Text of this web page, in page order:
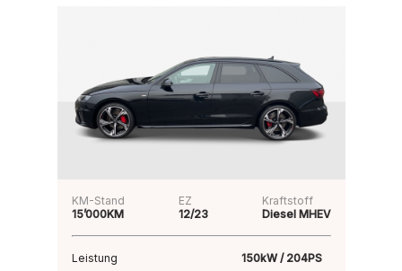
KM-Stand
15’000KM
EZ
12/23
Kraftstoff
Diesel MHEV
Leistung 150kW / 204PS